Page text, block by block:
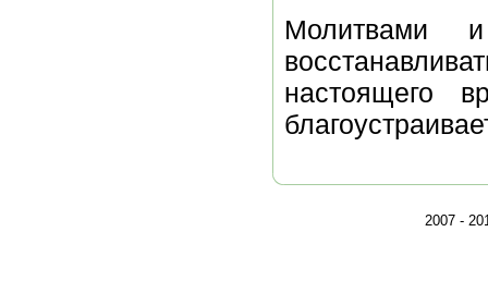
Молитвами
настоящего
2007 -